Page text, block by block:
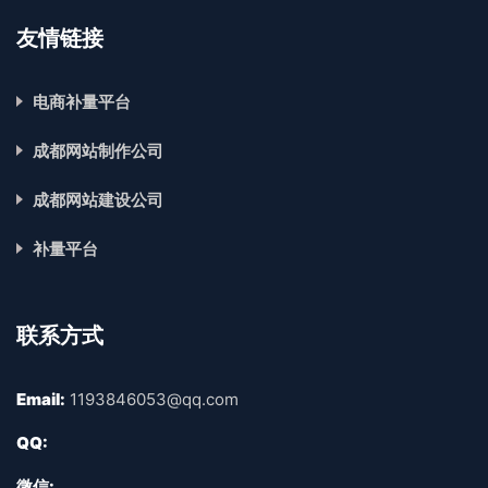
友情链接
电商补量平台
成都网站制作公司
成都网站建设公司
补量平台
联系方式
Email: 1193846053@qq.com
QQ: